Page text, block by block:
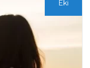
Eki